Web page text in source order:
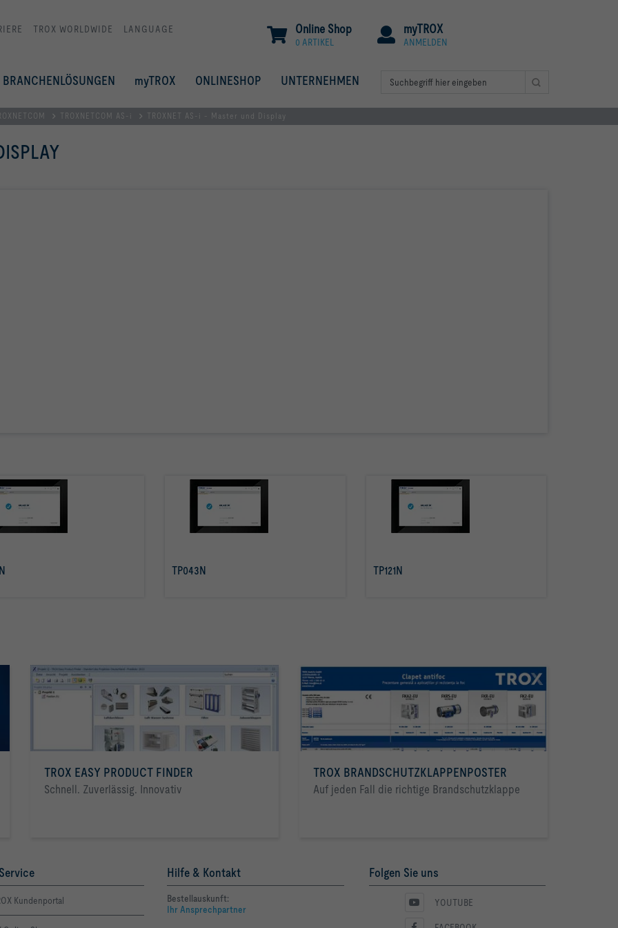
TROX WORLDWIDE LANGUAGE myTROX
ANMELDEN
Online Shop
0 ARTIKEL
BRANCHENLÖSUNGEN myTROX ONLINESHOP UNTERNEHMEN
TROXNETCOM AS-i TROXNET AS-i - Master und Display
TP043N TP121N
TROX EASY PRODUCT FINDER
Schnell. Zuverlässig. Innovativ
TROX BRANDSCHUTZKLAPPENPOSTER
Auf jeden Fall die richtige Brandschutzklappe
Kundenportal
Hilfe & Kontakt
Bestellauskunft:
Ihr Ansprechpartner
Folgen Sie uns
YOUTUBE